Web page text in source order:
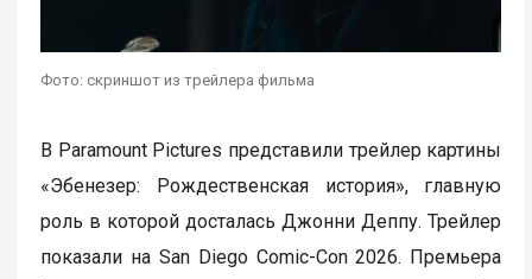
Фото: скриншот из трейлера фильма
В Paramount Pictures представили трейлер картины
«Эбенезер: Рождественская история», главную
роль в которой досталась Джонни Деппу. Трейлер
показали на San Diego Comic-Con 2026. Премьера